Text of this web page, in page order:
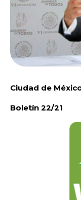
Ciudad de
Boletín 22/21